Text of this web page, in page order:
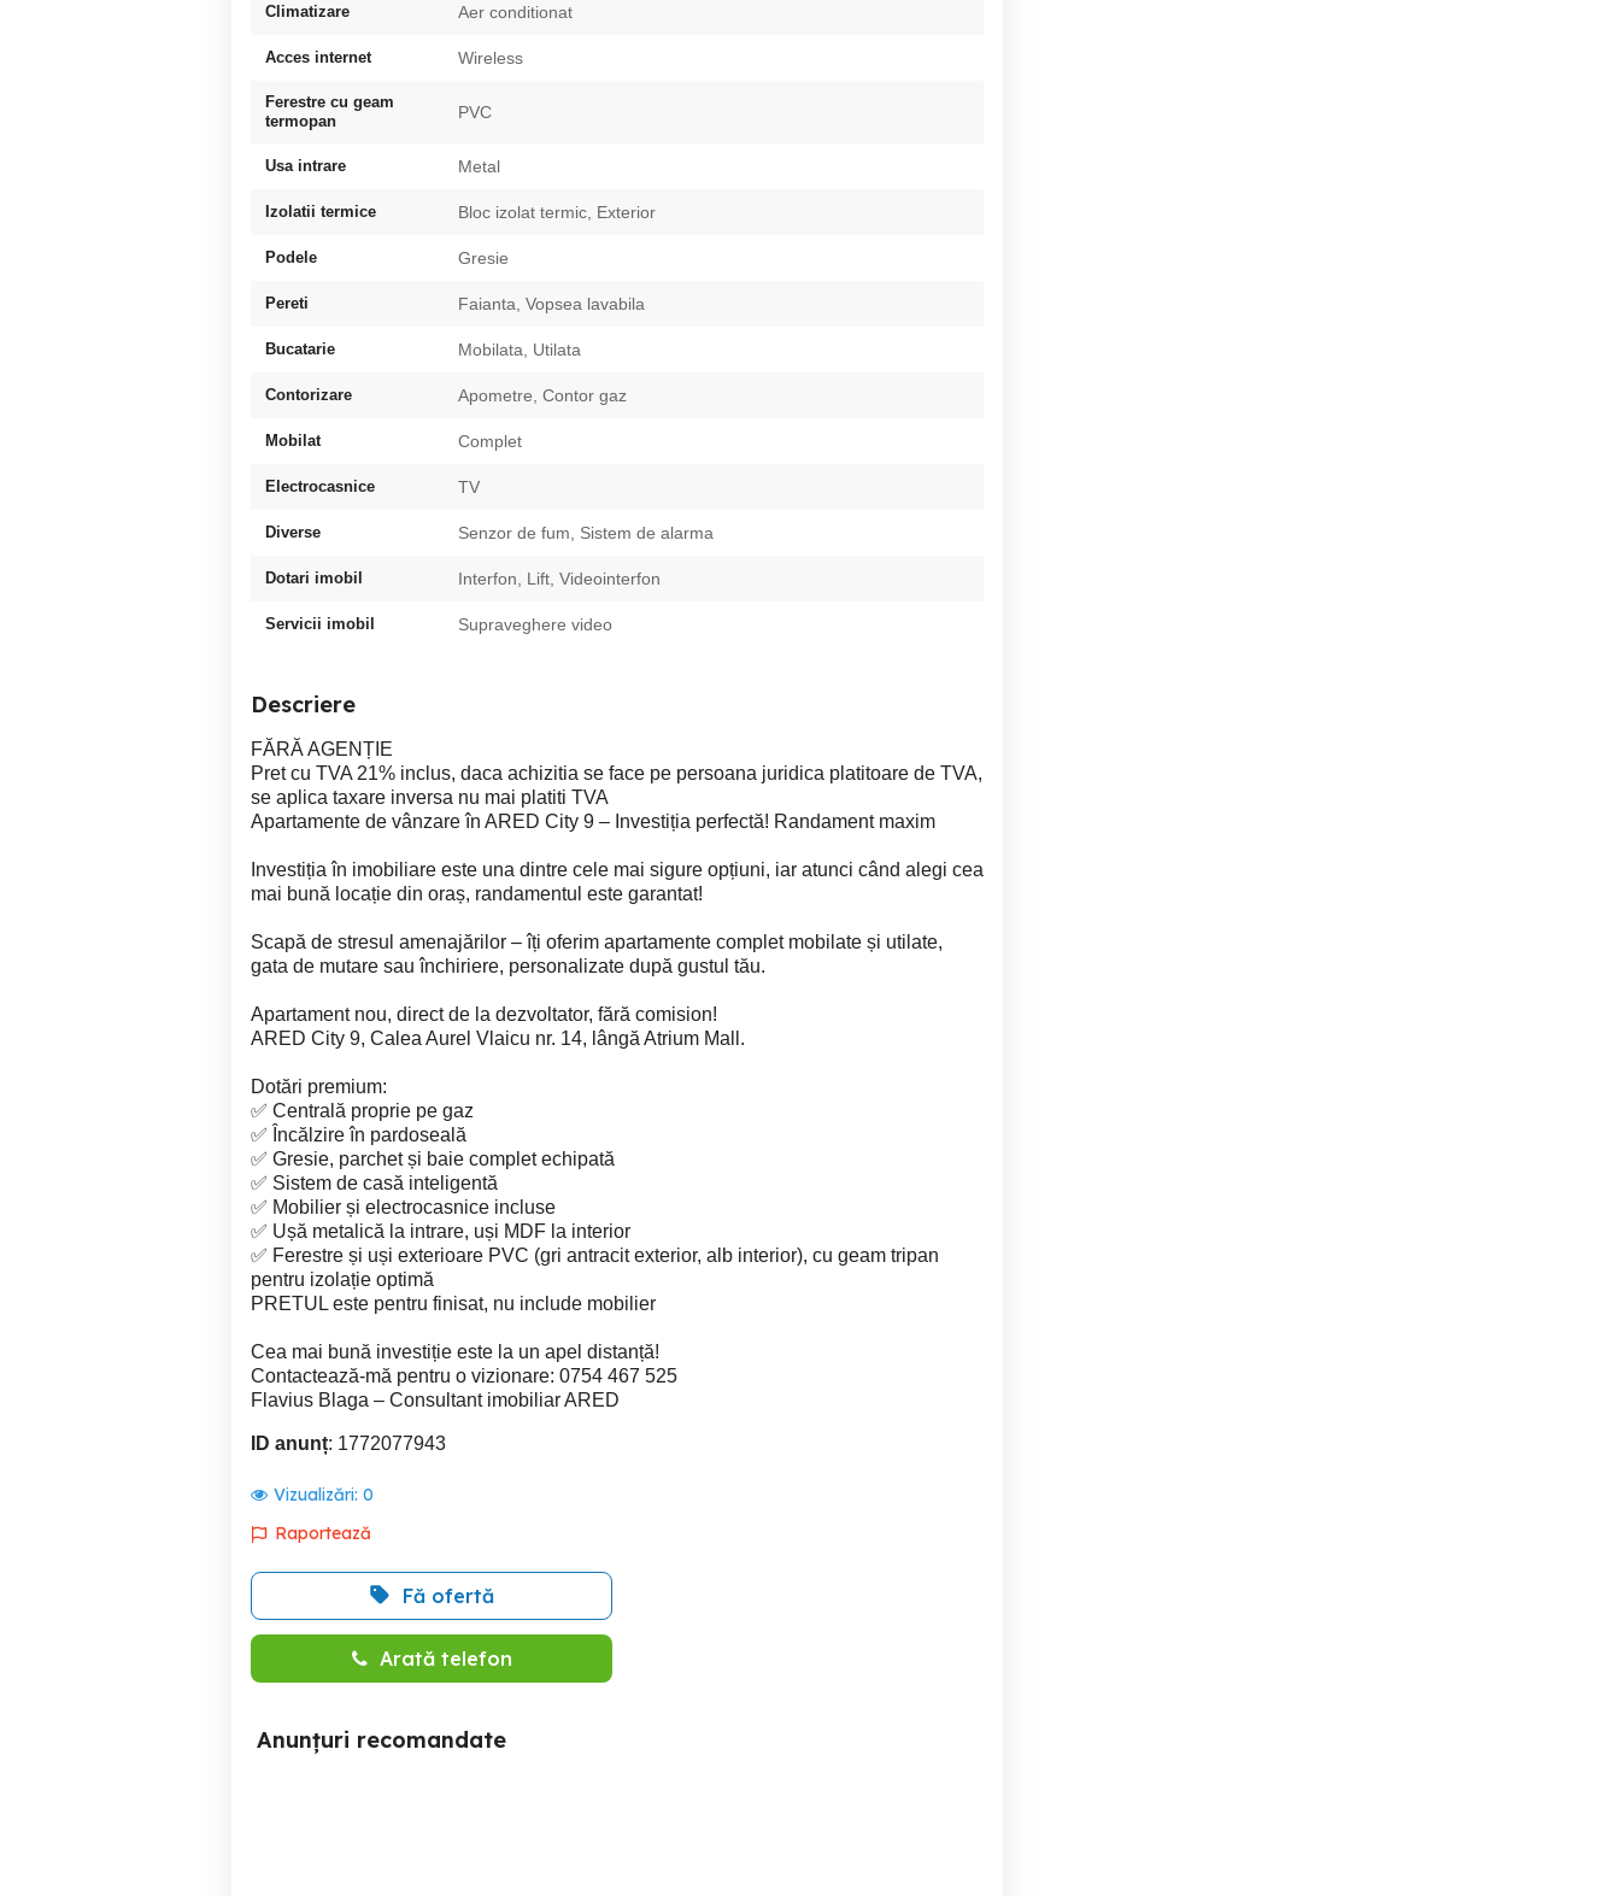
Climatizare Aer conditionat
Acces internet Wireless
Ferestre cu geam
termopan
PVC
Usa intrare Metal
Izolatii termice Bloc izolat termic, Exterior
Podele Gresie
Pereti Faianta, Vopsea lavabila
Bucatarie Mobilata, Utilata
Contorizare Apometre, Contor gaz
Mobilat Complet
Electrocasnice TV
Diverse Senzor de fum, Sistem de alarma
Dotari imobil Interfon, Lift, Videointerfon
Servicii imobil Supraveghere video
Descriere
FĂRĂ AGENȚIE
Pret cu TVA 21% inclus, daca achizitia se face pe persoana juridica platitoare de TVA,
se aplica taxare inversa nu mai platiti TVA
Apartamente de vânzare în ARED City 9 – Investiția perfectă! Randament maxim
Investiția în imobiliare este una dintre cele mai sigure opțiuni, iar atunci când alegi cea
mai bună locație din oraș, randamentul este garantat!
Scapă de stresul amenajărilor – îți oferim apartamente complet mobilate și utilate,
gata de mutare sau închiriere, personalizate după gustul tău.
Apartament nou, direct de la dezvoltator, fără comision!
ARED City 9, Calea Aurel Vlaicu nr. 14, lângă Atrium Mall.
Dotări premium:
✅ Centrală proprie pe gaz
✅ Încălzire în pardoseală
✅ Gresie, parchet și baie complet echipată
✅ Sistem de casă inteligentă
✅ Mobilier și electrocasnice incluse
✅ Ușă metalică la intrare, uși MDF la interior
✅ Ferestre și uși exterioare PVC (gri antracit exterior, alb interior), cu geam tripan
pentru izolație optimă
PRETUL este pentru finisat, nu include mobilier
Cea mai bună investiție este la un apel distanță!
Contactează-mă pentru o vizionare: 0754 467 525
Flavius Blaga – Consultant imobiliar ARED
ID anunț: 1772077943
Vizualizări: 0
Raportează
Fă ofertă
Arată telefon
Anunțuri recomandate